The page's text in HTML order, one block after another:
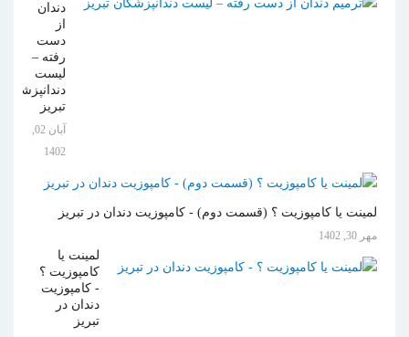
دندان
از
دست
رفته –
لیست
دندانپزشکان
تبریز
آبان 02,
1402
لمینت یا کامپوزیت ؟ (قسمت دوم) - کامپوزیت دندان در تبریز
مهر 30, 1402
لمینت یا
کامپوزیت ؟
- کامپوزیت
دندان در
تبریز